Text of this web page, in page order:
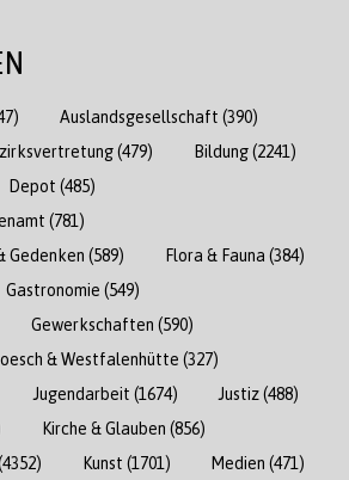
Auslandsgesellschaft (390)
(479) Bildung(2241)
Depot (485)
(781)
Gedenken (589) Flora & Fauna (384)
Gastronomie (549)
Gewerkschaften (590)
& Westfalenhütte (327)
Jugendarbeit (1674) Justiz(488)
Kirche & Glauben (856)
Kunst (1701) Medien (471)